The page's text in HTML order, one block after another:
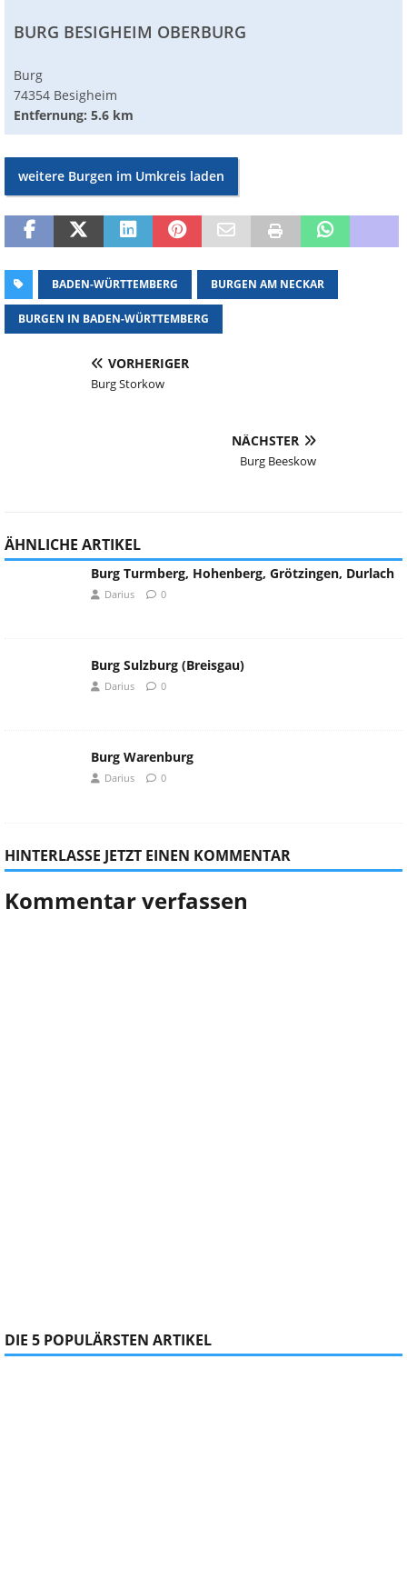
BURG BESIGHEIM OBERBURG
Burg
74354 Besigheim
Entfernung: 5.6 km
weitere Burgen im Umkreis laden
BADEN-WÜRTTEMBERG BURGEN AM NECKAR
BURGEN IN BADEN-WÜRTTEMBERG
VORHERIGER
Burg Storkow
NÄCHSTER
Burg Beeskow
ÄHNLICHE ARTIKEL
Burg Turmberg, Hohenberg, Grötzingen, Durlach
Darius 0
Burg Sulzburg (Breisgau)
Darius 0
Burg Warenburg
Darius 0
HINTERLASSE JETZT EINEN KOMMENTAR
Kommentar verfassen
DIE 5 POPULÄRSTEN ARTIKEL